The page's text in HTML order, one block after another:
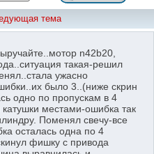
тема
n42b20,
такая-решил
ужасно
было 3..(ниже скрин
одно по пропускам в 4
местами-ошибка так
Поменял свечу-все
осталась одна по 4
фишку с привода